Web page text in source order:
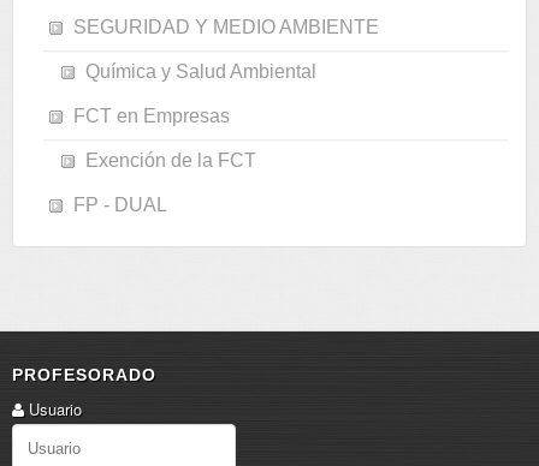
SEGURIDAD Y MEDIO AMBIENTE
Química y Salud Ambiental
FCT en Empresas
Exención de la FCT
FP - DUAL
PROFESORADO
Usuario